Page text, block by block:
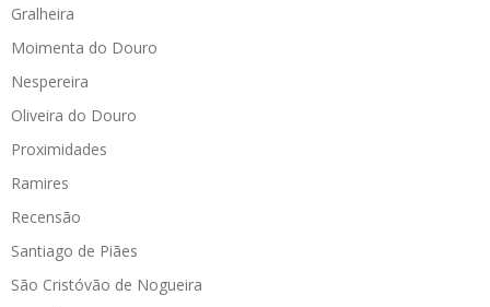
Gralheira
Moimenta do Douro
Nespereira
Oliveira do Douro
Proximidades
Ramires
Recensão
Santiago de Piães
São Cristóvão de Nogueira